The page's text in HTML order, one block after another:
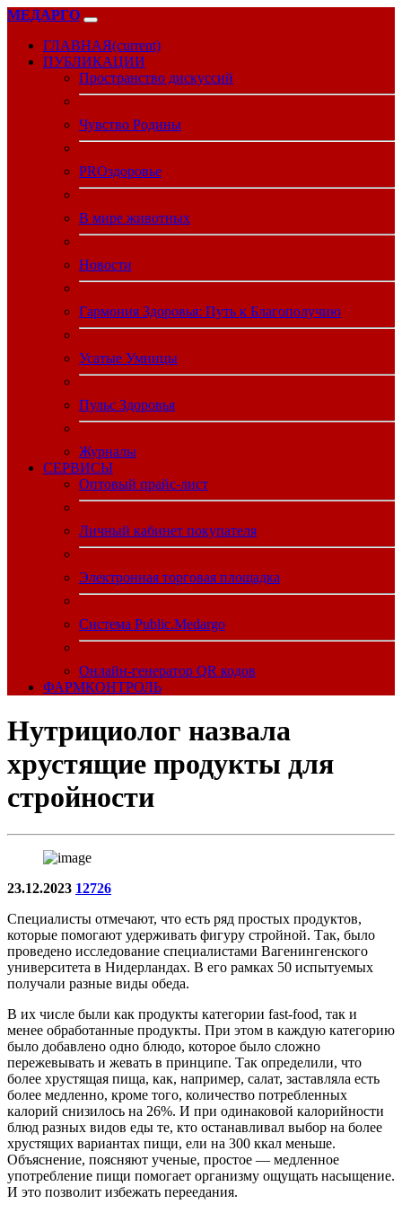
МЕДАРГО
ГЛАВНАЯ(current)
ПУБЛИКАЦИИ
Пространство дискуссий
Чувство Родины
PROздоровье
В мире животных
Новости
Гармония Здоровья: Путь к Благополучию
Усатые Умницы
Пульс Здоровья
Журналы
CЕРВИСЫ
Оптовый прайс-лист
Личный кабинет покупателя
Электронная торговая площадка
Система Public.Medargo
Онлайн-генератор QR кодов
ФАРМКОНТРОЛЬ
Нутрициолог назвала
хрустящие продукты для
стройности
23.12.2023 12726
Специалисты отмечают, что есть ряд простых продуктов,
которые помогают удерживать фигуру стройной. Так, было
проведено исследование специалистами Вагенингенского
университета в Нидерландах. В его рамках 50 испытуемых
получали разные виды обеда.
В их числе были как продукты категории fast-food, так и
менее обработанные продукты. При этом в каждую категорию
было добавлено одно блюдо, которое было сложно
пережевывать и жевать в принципе. Так определили, что
более хрустящая пища, как, например, салат, заставляла есть
более медленно, кроме того, количество потребленных
калорий снизилось на 26%. И при одинаковой калорийности
блюд разных видов еды те, кто останавливал выбор на более
хрустящих вариантах пищи, ели на 300 ккал меньше.
Объяснение, поясняют ученые, простое — медленное
употребление пищи помогает организму ощущать насыщение.
И это позволит избежать переедания.